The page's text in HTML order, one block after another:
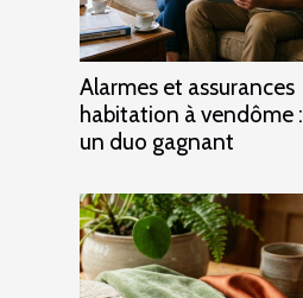
Alarmes et assurances
habitation à vendôme :
un duo gagnant